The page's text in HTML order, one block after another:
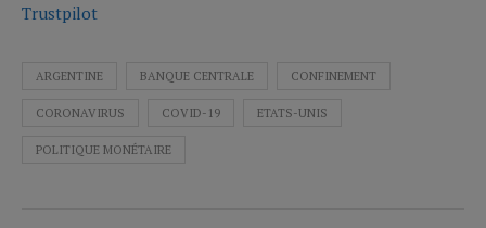
Trustpilot
ARGENTINE BANQUE CENTRALE CONFINEMENT
CORONAVIRUS COVID-19 ETATS-UNIS
POLITIQUE MONÉTAIRE